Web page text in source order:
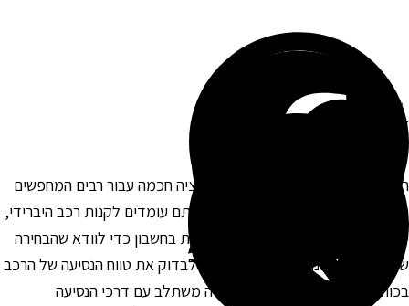
רכב היברידי יכולה להיות אופציה חכמה עבור רבים המחפשים
ירוקה ומתקדמת יותר. כשאתם עומדים לקנות רכב היברידי,
כמה דברים חשובים שכדאי לקחת בחשבון כדי לוודא שהבחירה
היא הנכונה. קודם כל, מומלץ לבדוק את טווח הנסיעה של הרכב
החשמלי בלבד, ולהבין איך זה משתלב עם דרכי הנסיעה